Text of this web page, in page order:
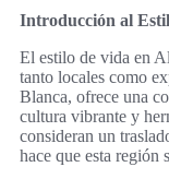
Introducción al
El estilo de vida en
tanto locales como
Blanca, ofrece una
cultura vibrante y
consideran un
hace que esta región